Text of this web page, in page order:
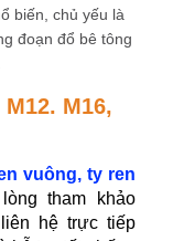
biến, chủ yếu là
đoạn đổ bê tông
M16,
vuông, ty ren
tham khảo
hệ trực tiếp